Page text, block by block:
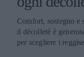
Comfort, sostegno e
il décolleté è
per scegliere i